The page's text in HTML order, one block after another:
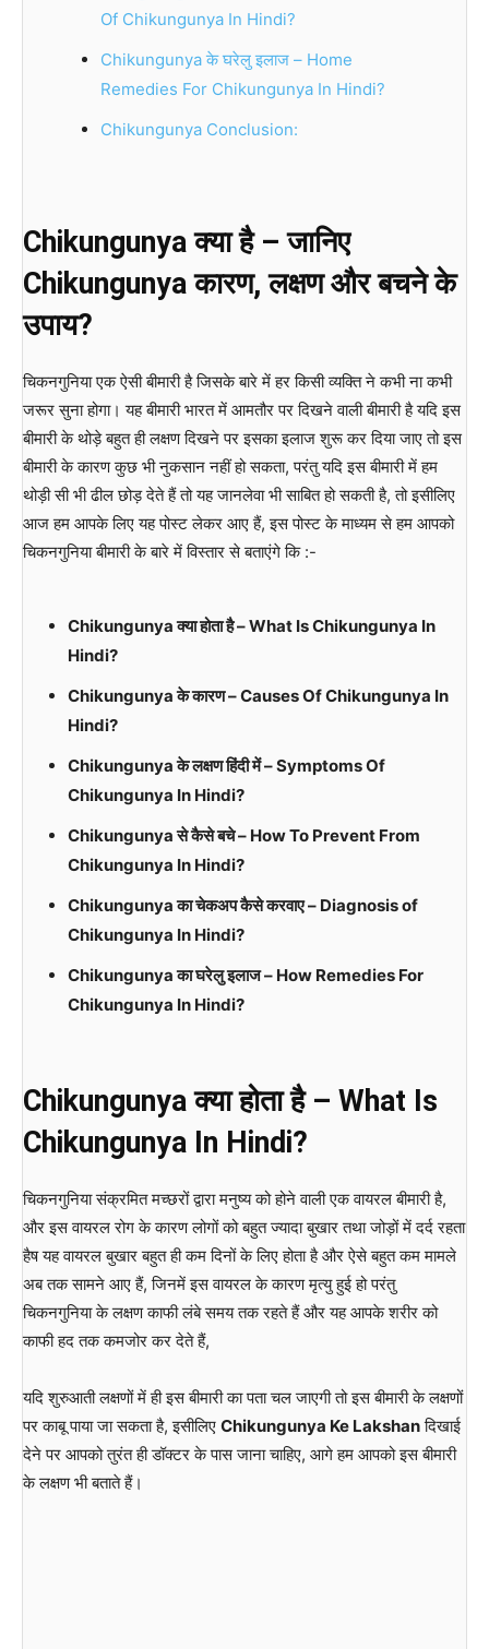
Of Chikungunya In Hindi?
Chikungunya के घरेलु इलाज – Home
Remedies For Chikungunya In Hindi?
Chikungunya Conclusion:
Chikungunya क्या है – जानिए
Chikungunya कारण, लक्षण और बचने के
उपाय?
चिकनगुनिया एक ऐसी बीमारी है जिसके बारे में हर किसी व्यक्ति ने कभी ना कभी
जरूर सुना होगा। यह बीमारी भारत में आमतौर पर दिखने वाली बीमारी है यदि इस
बीमारी के थोड़े बहुत ही लक्षण दिखने पर इसका इलाज शुरू कर दिया जाए तो इस
बीमारी के कारण कुछ भी नुकसान नहीं हो सकता, परंतु यदि इस बीमारी में हम
थोड़ी सी भी ढील छोड़ देते हैं तो यह जानलेवा भी साबित हो सकती है, तो इसीलिए
आज हम आपके लिए यह पोस्ट लेकर आए हैं, इस पोस्ट के माध्यम से हम आपको
चिकनगुनिया बीमारी के बारे में विस्तार से बताएंगे कि :-
Chikungunya क्या होता है – What Is Chikungunya In
Hindi?
Chikungunya के कारण – Causes Of Chikungunya In
Hindi?
Chikungunya के लक्षण हिंदी में – Symptoms Of
Chikungunya In Hindi?
Chikungunya से कैसे बचे – How To Prevent From
Chikungunya In Hindi?
Chikungunya का चेकअप कैसे करवाए – Diagnosis of
Chikungunya In Hindi?
Chikungunya का घरेलु इलाज – How Remedies For
Chikungunya In Hindi?
Chikungunya क्या होता है – What Is
Chikungunya In Hindi?
चिकनगुनिया संक्रमित मच्छरों द्वारा मनुष्य को होने वाली एक वायरल बीमारी है,
और इस वायरल रोग के कारण लोगों को बहुत ज्यादा बुखार तथा जोड़ों में दर्द रहता
हैष यह वायरल बुखार बहुत ही कम दिनों के लिए होता है और ऐसे बहुत कम मामले
अब तक सामने आए हैं, जिनमें इस वायरल के कारण मृत्यु हुई हो परंतु
चिकनगुनिया के लक्षण काफी लंबे समय तक रहते हैं और यह आपके शरीर को
काफी हद तक कमजोर कर देते हैं,
यदि शुरुआती लक्षणों में ही इस बीमारी का पता चल जाएगी तो इस बीमारी के लक्षणों
पर काबू पाया जा सकता है, इसीलिए Chikungunya Ke Lakshanदिखाई
देने पर आपको तुरंत ही डॉक्टर के पास जाना चाहिए, आगे हम आपको इस बीमारी
के लक्षण भी बताते हैं।